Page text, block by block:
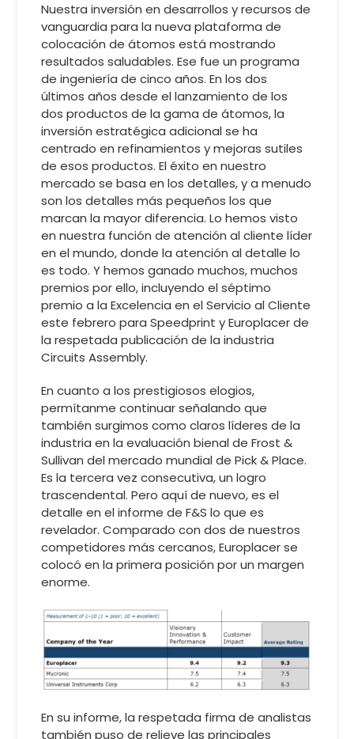
Nuestra inversión en desarrollos y recursos de
vanguardia para la nueva plataforma de
colocación de átomos está mostrando
resultados saludables. Ese fue un programa
de ingeniería de cinco años. En los dos
últimos años desde el lanzamiento de los
dos productos de la gama de átomos, la
inversión estratégica adicional se ha
centrado en refinamientos y mejoras sutiles
de esos productos. El éxito en nuestro
mercado se basa en los detalles, y a menudo
son los detalles más pequeños los que
marcan la mayor diferencia. Lo hemos visto
en nuestra función de atención al cliente líder
en el mundo, donde la atención al detalle lo
es todo. Y hemos ganado muchos, muchos
premios por ello, incluyendo el séptimo
premio a la Excelencia en el Servicio al Cliente
este febrero para Speedprint y Europlacer de
la respetada publicación de la industria
Circuits Assembly.
En cuanto a los prestigiosos elogios,
permítanme continuar señalando que
también surgimos como claros líderes de la
industria en la evaluación bienal de Frost &
Sullivan del mercado mundial de Pick & Place.
Es la tercera vez consecutiva, un logro
trascendental. Pero aquí de nuevo, es el
detalle en el informe de F&S lo que es
revelador. Comparado con dos de nuestros
competidores más cercanos, Europlacer se
colocó en la primera posición por un margen
enorme.
En su informe, la respetada firma de analistas
también puso de relieve las principales